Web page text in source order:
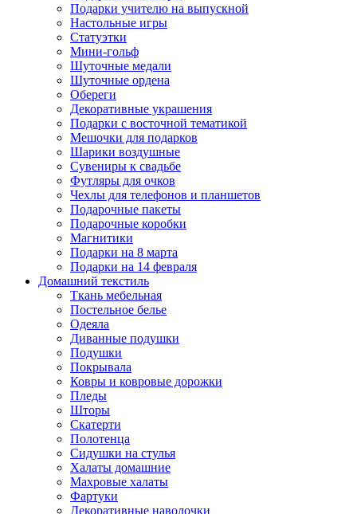
Подарки учителю на выпускной
Настольные игры
Статуэтки
Мини-гольф
Шуточные медали
Шуточные ордена
Обереги
Декоративные украшения
Подарки с восточной тематикой
Мешочки для подарков
Шарики воздушные
Сувениры к свадьбе
Футляры для очков
Чехлы для телефонов и планшетов
Подарочные пакеты
Подарочные коробки
Магнитики
Подарки на 8 марта
Подарки на 14 февраля
Домашний текстиль
Ткань мебельная
Постельное белье
Одеяла
Диванные подушки
Подушки
Покрывала
Ковры и ковровые дорожки
Пледы
Шторы
Скатерти
Полотенца
Сидушки на стулья
Халаты домашние
Махровые халаты
Фартуки
Декоративные наволочки